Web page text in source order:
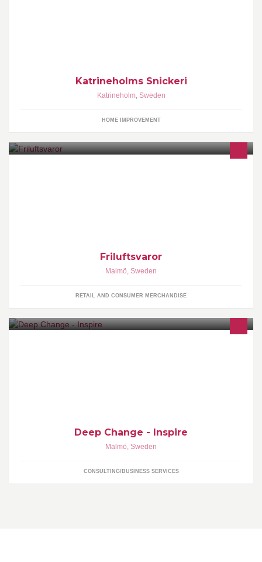
Katrineholms Snickeri
Katrineholm, Sweden
HOME IMPROVEMENT
Friluftsvaror
Malmö, Sweden
RETAIL AND CONSUMER MERCHANDISE
Deep Change - Inspire
Malmö, Sweden
CONSULTING/BUSINESS SERVICES